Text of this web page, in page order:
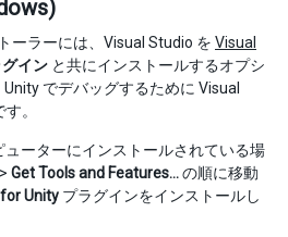
ーラーには、Visual Studio を Visual
イン と共にインストールするオプシ
でデバッグするために Visual
。
ーターにインストールされている場
> Get Tools and Features…の順に移動
Unity プラグインをインストールし